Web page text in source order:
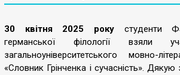
30 квітня 2025 року студенти
германської філології взяли
загальноуніверситетського мовно-
«Словник Грінченка і сучасність».